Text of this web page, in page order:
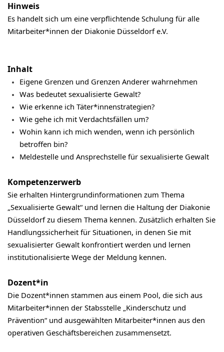
Hinweis
Es handelt sich um eine verpflichtende Schulung für alle
Mitarbeiter*innen der Diakonie Düsseldorf e.V.
Inhalt
Eigene Grenzen und Grenzen Anderer wahrnehmen
Was bedeutet sexualisierte Gewalt?
Wie erkenne ich Täter*innenstrategien?
Wie gehe ich mit Verdachtsfällen um?
Wohin kann ich mich wenden, wenn ich persönlich
betroffen bin?
Meldestelle und Ansprechstelle für sexualisierte Gewalt
Kompetenzerwerb
Sie erhalten Hintergrundinformationen zum Thema
„Sexualisierte Gewalt“ und lernen die Haltung der Diakonie
Düsseldorf zu diesem Thema kennen. Zusätzlich erhalten Sie
Handlungssicherheit für Situationen, in denen Sie mit
sexualisierter Gewalt konfrontiert werden und lernen
institutionalisierte Wege der Meldung kennen.
Dozent*in
Die Dozent*innen stammen aus einem Pool, die sich aus
Mitarbeiter*innen der Stabsstelle „Kinderschutz und
Prävention“ und ausgewählten Mitarbeiter*innen aus den
operativen Geschäftsbereichen zusammensetzt.